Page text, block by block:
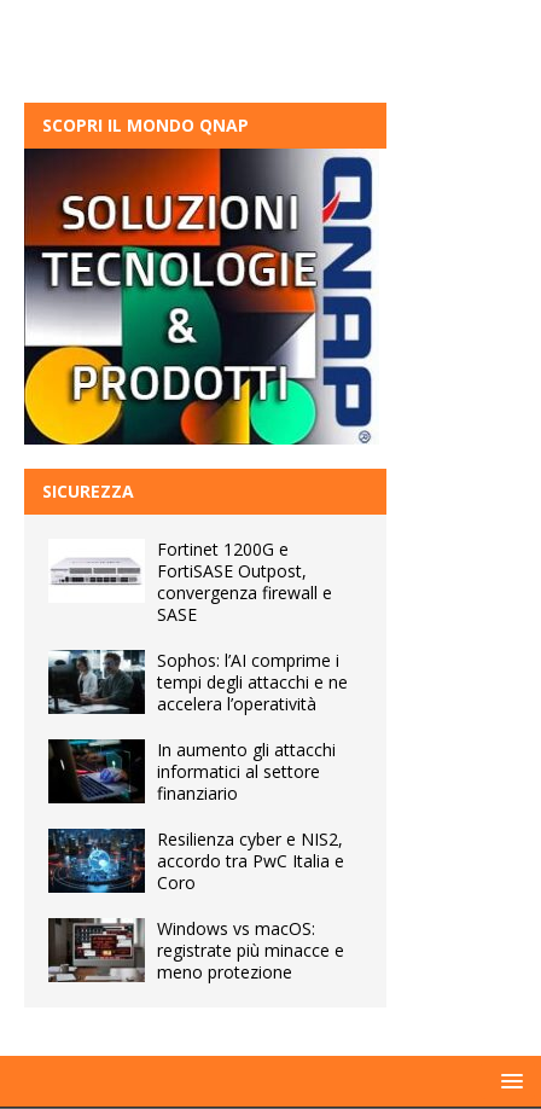
SCOPRI IL MONDO QNAP
SICUREZZA
Fortinet 1200G e
FortiSASE Outpost,
convergenza firewall e
SASE
Sophos: l’AI comprime i
tempi degli attacchi e ne
accelera l’operatività
In aumento gli attacchi
informatici al settore
finanziario
Resilienza cyber e NIS2,
accordo tra PwC Italia e
Coro
Windows vs macOS:
registrate più minacce e
meno protezione